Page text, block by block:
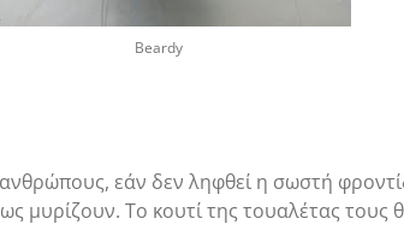
Beardy
εάν δεν ληφθεί η σωστή
μυρίζουν. Το κουτί της τουαλέτας τους